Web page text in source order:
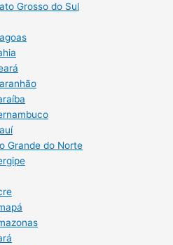
Grosso do Sul
Grande do Norte